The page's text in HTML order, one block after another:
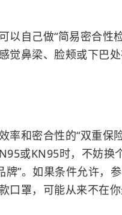
以自己做“简易密合性
鼻梁、脸颊或下巴
率和密合性的“双重保
或KN95时，不妨换
牌”。如果条件允许，
罩，可能从来不在你